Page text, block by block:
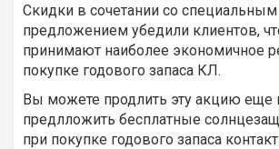
Скидки в сочетании со специальным
предложением убедили клиентов,
принимают наиболее экономичное
покупке годового запаса КЛ.
Вы можете продлить эту акцию еще
предлложить бесплатные
при покупке годового запаса